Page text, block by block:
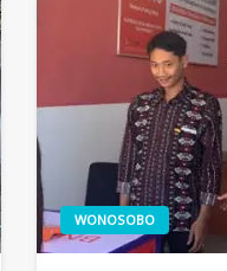
WONOSOBO